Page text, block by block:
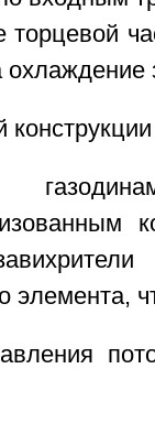
торцевой
элемента,